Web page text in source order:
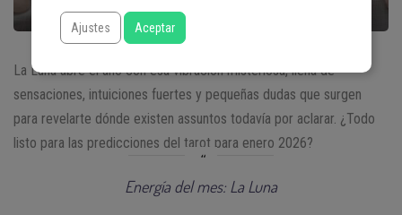
La Luna abre el año con esa vibración misteriosa, llena de
sensaciones, intuiciones fuertes y pequeñas dudas que surgen
para revelarte dónde existen assuntos todavía por aclarar. ¿Todo
listo para las predicciones del tarot para enero 2026?
Energía del mes: La Luna
Ajustes Aceptar